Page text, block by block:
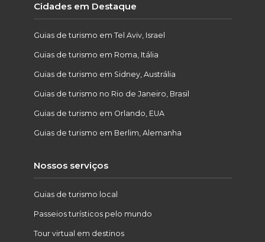
Cidades em Destaque
Guias de turismo em Tel Aviv, Israel
Guias de turismo em Roma, Itália
Guias de turismo em Sidney, Austrália
Guias de turismo no Rio de Janeiro, Brasil
Guias de turismo em Orlando, EUA
Guias de turismo em Berlim, Alemanha
Nossos serviços
Guias de turismo local
Passeios turísticos pelo mundo
Tour virtual em destinos